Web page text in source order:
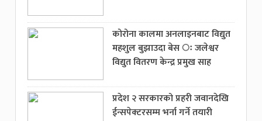
कोरोना कालमा अनलाइनबाट विद्युत
महशुल बुझाउदा बेस ः जलेश्वर
विद्युत वितरण केन्द्र प्रमुख साह
प्रदेश २ सरकारको प्रहरी जवानदेखि
ईन्सपेक्टरसम्म भर्ना गर्ने तयारी